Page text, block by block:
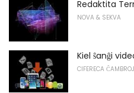
Redaktita
NOVA & SEKVA
Kiel ŝanĝi
CIFERECA ĈAMBROJ